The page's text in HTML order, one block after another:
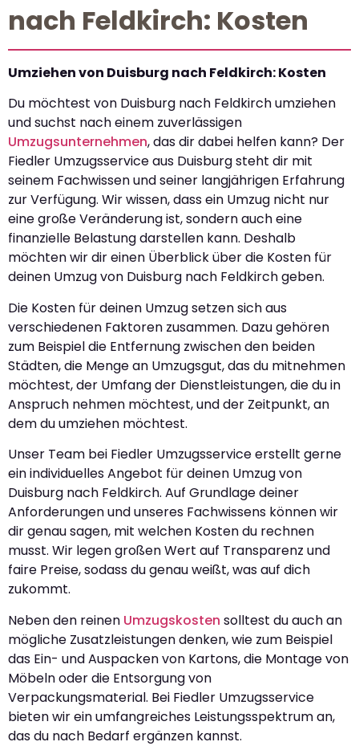
nach Feldkirch: Kosten
Umziehen von Duisburg nach Feldkirch: Kosten
Du möchtest von Duisburg nach Feldkirch umziehen
und suchst nach einem zuverlässigen
Umzugsunternehmen, das dir dabei helfen kann? Der
Fiedler Umzugsservice aus Duisburg steht dir mit
seinem Fachwissen und seiner langjährigen Erfahrung
zur Verfügung. Wir wissen, dass ein Umzug nicht nur
eine große Veränderung ist, sondern auch eine
finanzielle Belastung darstellen kann. Deshalb
möchten wir dir einen Überblick über die Kosten für
deinen Umzug von Duisburg nach Feldkirch geben.
Die Kosten für deinen Umzug setzen sich aus
verschiedenen Faktoren zusammen. Dazu gehören
zum Beispiel die Entfernung zwischen den beiden
Städten, die Menge an Umzugsgut, das du mitnehmen
möchtest, der Umfang der Dienstleistungen, die du in
Anspruch nehmen möchtest, und der Zeitpunkt, an
dem du umziehen möchtest.
Unser Team bei Fiedler Umzugsservice erstellt gerne
ein individuelles Angebot für deinen Umzug von
Duisburg nach Feldkirch. Auf Grundlage deiner
Anforderungen und unseres Fachwissens können wir
dir genau sagen, mit welchen Kosten du rechnen
musst. Wir legen großen Wert auf Transparenz und
faire Preise, sodass du genau weißt, was auf dich
zukommt.
Neben den reinen Umzugskosten solltest du auch an
mögliche Zusatzleistungen denken, wie zum Beispiel
das Ein- und Auspacken von Kartons, die Montage von
Möbeln oder die Entsorgung von
Verpackungsmaterial. Bei Fiedler Umzugsservice
bieten wir ein umfangreiches Leistungsspektrum an,
das du nach Bedarf ergänzen kannst.